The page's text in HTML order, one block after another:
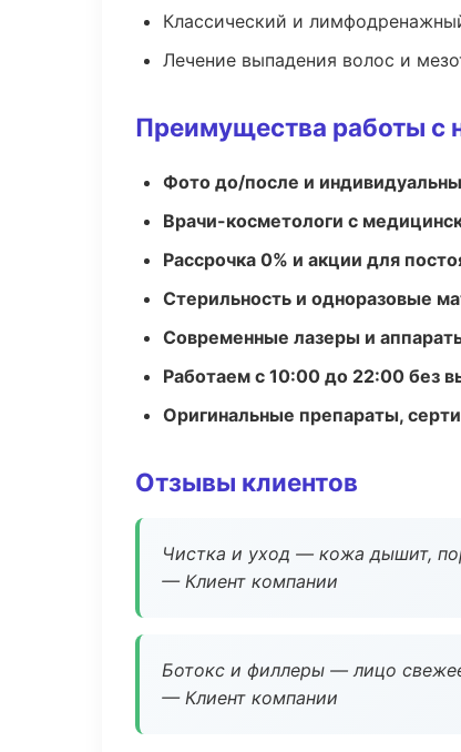
Классический и
Лечение выпадения волос и
Преимущества работы с
Фото до/после и
Врачи-косметологи с
Рассрочка 0% и акции для
Стерильность и одноразовые
Современные лазеры и
Работаем с 10:00 до 22:00 без
Оригинальные препараты,
Отзывы клиентов
Чистка и уход — кожа дышит,
— Клиент компании
Ботокс и филлеры — лицо
— Клиент компании